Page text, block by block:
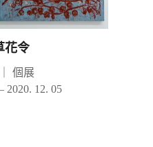
花令
個展
2020. 12. 05